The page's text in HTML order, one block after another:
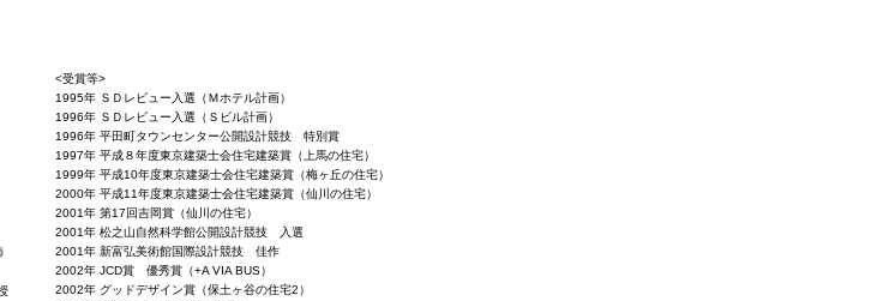
<受賞等>
1995年 ＳＤレビュー入選（Ｍホテル計画）
1996年 ＳＤレビュー入選（Ｓビル計画）
1996年 平田町タウンセンター公開設計競技 特別賞
1997年 平成８年度東京建築士会住宅建築賞（上馬の住宅）
1999年 平成10年度東京建築士会住宅建築賞（梅ヶ丘の住宅）
2000年 平成11年度東京建築士会住宅建築賞（仙川の住宅）
2001年 第17回吉岡賞（仙川の住宅）
2001年 松之山自然科学館公開設計競技 入選
2001年 新富弘美術館国際設計競技 佳作
2002年 JCD賞 優秀賞（+A VIA BUS）
2002年 グッドデザイン賞（保土ヶ谷の住宅2）